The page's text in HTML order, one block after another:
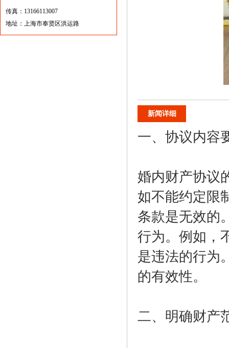
传真：13166113007
地址：上海市奉贤区洪运路
新闻详细
一、协议内容
婚内财产协议
如不能约定限
条款是无效的
行为。例如，
是违法的行为
的有效性。
二、明确财产